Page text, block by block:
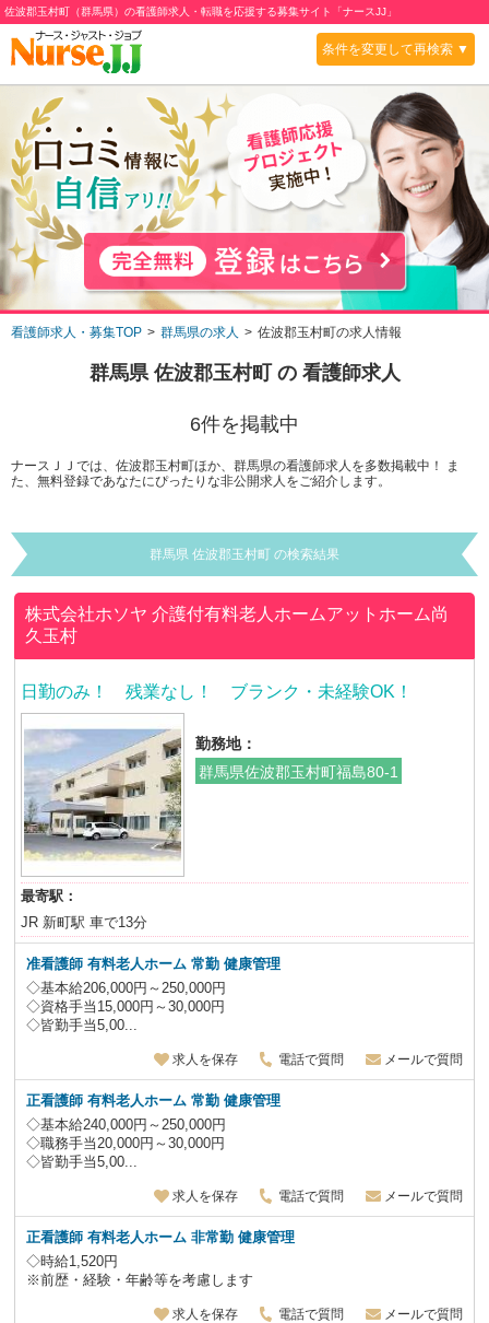
佐波郡玉村町（群馬県）の看護師求人・転職を応援する募集サイト「ナースJJ」
条件を変更して再検索 ▼
看護師求人・募集TOP 群馬県の求人 佐波郡玉村町の求人情報
群馬県 佐波郡玉村町 の 看護師求人
6件を掲載中
ナースＪＪでは、佐波郡玉村町ほか、群馬県の看護師求人を多数掲載中！ ま
た、無料登録であなたにぴったりな非公開求人をご紹介します。
群馬県 佐波郡玉村町 の検索結果
株式会社ホソヤ介護付有料老人ホームアットホーム尚
久玉村
日勤のみ！ 残業なし！ ブランク・未経験OK！
勤務地：
群馬県佐波郡玉村町福島80-1
最寄駅：
JR 新町駅 車で13分
准看護師 有料老人ホーム 常勤 健康管理
◇基本給206,000円～250,000円
◇資格手当15,000円～30,000円
◇皆勤手当5,00...
求人を保存 電話で質問 メールで質問
正看護師 有料老人ホーム 常勤 健康管理
◇基本給240,000円～250,000円
◇職務手当20,000円～30,000円
◇皆勤手当5,00...
求人を保存 電話で質問 メールで質問
正看護師 有料老人ホーム 非常勤 健康管理
◇時給1,520円
※前歴・経験・年齢等を考慮します
求人を保存 電話で質問 メールで質問